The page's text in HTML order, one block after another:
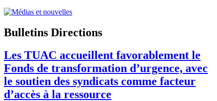
Bulletins Directions
Les TUAC accueillent favorablement le
Fonds de transformation d’urgence, avec
le soutien des syndicats comme facteur
d’accès à la ressource